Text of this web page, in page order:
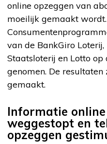
online opzeggen van
moeilijk gemaakt wordt.
van de BankGiro Loterij,
Staatsloterij en Lotto
genomen. De
gemaakt.
Informatie online
weggestopt en
opzeggen